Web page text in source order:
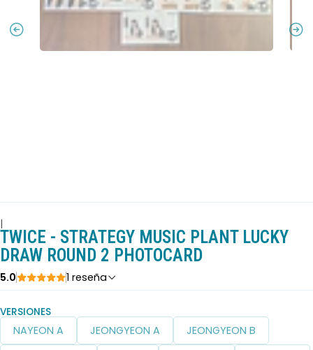
|
TWICE - STRATEGY MUSIC PLANT LUCKY
DRAW ROUND 2 PHOTOCARD
5.0 1 reseña
VERSIONES
NAYEON A JEONGYEON A
JEONGYEON B